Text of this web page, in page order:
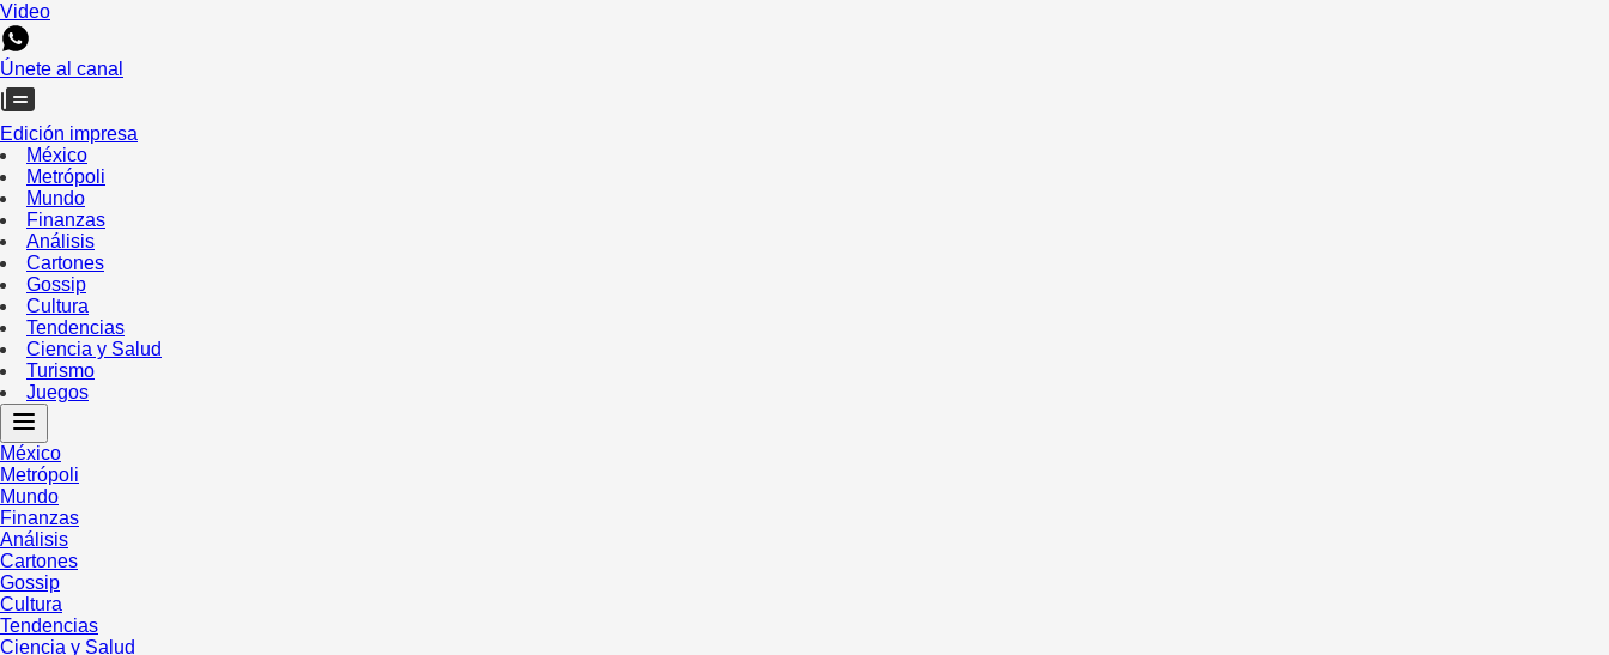
Video
Únete al canal
Edición impresa
México
Metrópoli
Mundo
Finanzas
Análisis
Cartones
Gossip
Cultura
Tendencias
Ciencia y Salud
Turismo
Juegos
México
Metrópoli
Mundo
Finanzas
Análisis
Cartones
Gossip
Cultura
Tendencias
Ciencia y Salud